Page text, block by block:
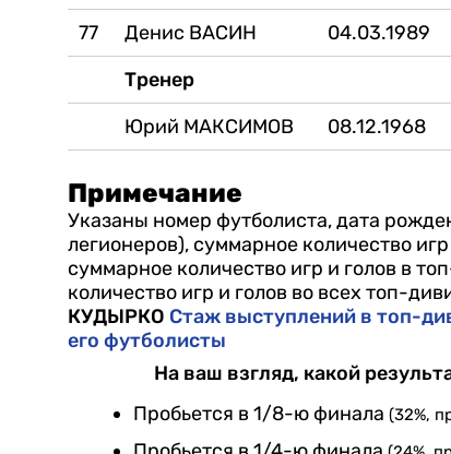
77
Денис ВАСИН 04.03.1989
Тренер
Юрий МАКСИМОВ
08.12.1968
Примечание
Указаны номер футболиста, дата
легионеров), суммарное количество
суммарное количество игр и голов в
количество игр и голов во всех топ-
КУДЫРКО Стаж выступлений в топ-
его футболисты
На ваш взгляд, какой
Пробьется в 1/8-ю финала (32%,